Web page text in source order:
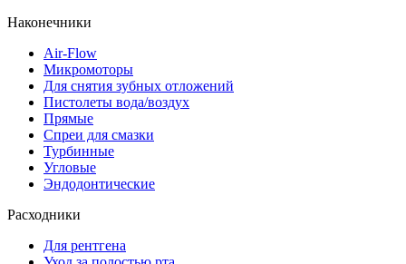
Наконечники
Air-Flow
Микромоторы
Для снятия зубных отложений
Пистолеты вода/воздух
Прямые
Спреи для смазки
Турбинные
Угловые
Эндодонтические
Расходники
Для рентгена